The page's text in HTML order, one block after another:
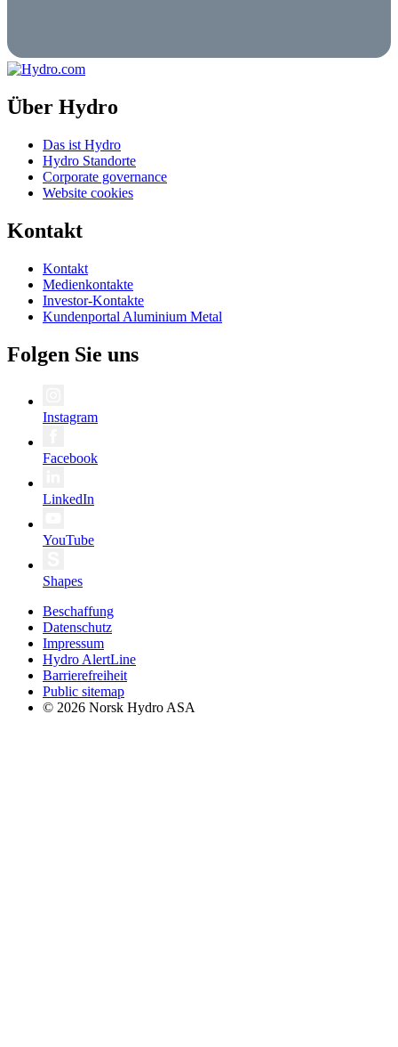
Über Hydro
Das ist Hydro
Hydro Standorte
Corporate governance
Website cookies
Kontakt
Kontakt
Medienkontakte
Investor-Kontakte
Kundenportal Aluminium Metal
Folgen Sie uns
Instagram
Facebook
LinkedIn
YouTube
Shapes
Beschaffung
Datenschutz
Impressum
Hydro AlertLine
Barrierefreiheit
Public sitemap
© 2026 Norsk Hydro ASA